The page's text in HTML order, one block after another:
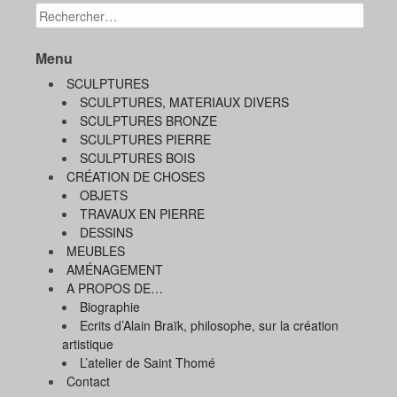
Menu
SCULPTURES
SCULPTURES, MATERIAUX DIVERS
SCULPTURES BRONZE
SCULPTURES PIERRE
SCULPTURES BOIS
CRÉATION DE CHOSES
OBJETS
TRAVAUX EN PIERRE
DESSINS
MEUBLES
AMÉNAGEMENT
A PROPOS DE…
Biographie
Ecrits d’Alain Braïk, philosophe, sur la création
artistique
L’atelier de Saint Thomé
Contact